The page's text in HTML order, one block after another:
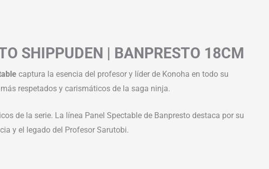
SHIPPUDEN | BANPRESTO 18CM
captura la esencia del profesor y líder de Konoha en todo su
respetados y carismáticos de la saga ninja.
de la serie. La línea Panel Spectable de Banpresto destaca por su
y el legado del Profesor Sarutobi.